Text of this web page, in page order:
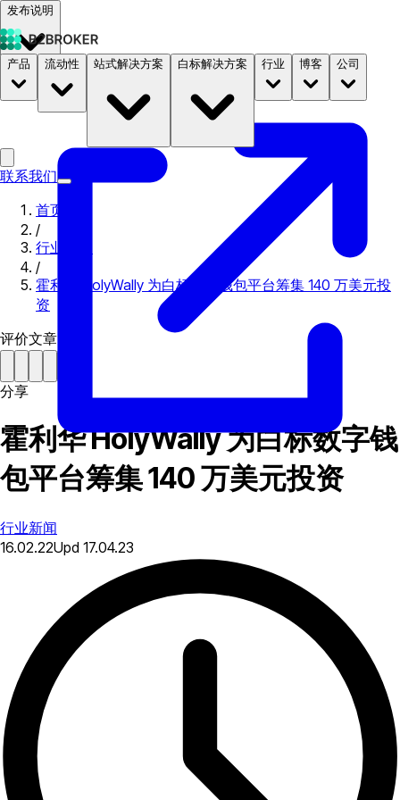
发布说明
文档 定价 B2STORE
产品 流动性 站式解决方案 白标解决方案 行业 博客 公司
联系我们
首页
/
行业新闻
/
霍利华 HolyWally 为白标数字钱包平台筹集 140 万美元投
资
评价文章
分享
霍利华 HolyWally 为白标数字钱
包平台筹集 140 万美元投资
行业新闻
16.02.22Upd 17.04.23